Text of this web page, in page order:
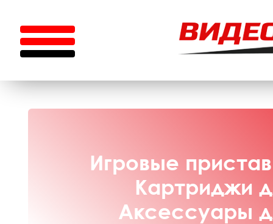
Игровые
Картриджи
Аксессуары